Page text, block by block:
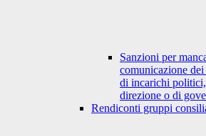
Sanzioni per
comunicazione
di incarichi
direzione o di
Rendiconti gruppi